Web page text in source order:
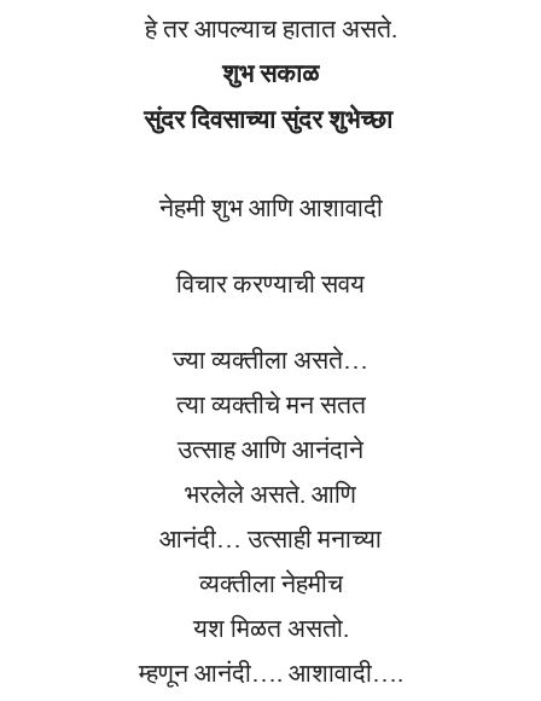
हे तर आपल्याच हातात असते.
शुभ सकाळ
सुंदर दिवसाच्या सुंदर शुभेच्छा
नेहमी शुभ आणि आशावादी
विचार करण्याची सवय
ज्या व्यक्तीला असते…
त्या व्यक्तीचे मन सतत
उत्साह आणि आनंदाने
भरलेले असते. आणि
आनंदी… उत्साही मनाच्या
व्यक्तीला नेहमीच
यश मिळत असतो.
म्हणून आनंदी…. आशावादी….